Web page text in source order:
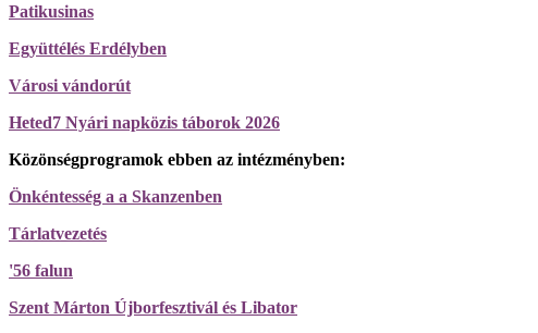
Patikusinas
Együttélés Erdélyben
Városi vándorút
Heted7 Nyári napközis táborok 2026
Közönségprogramok ebben az intézményben:
Önkéntesség a a Skanzenben
Tárlatvezetés
'56 falun
Szent Márton Újborfesztivál és Libator